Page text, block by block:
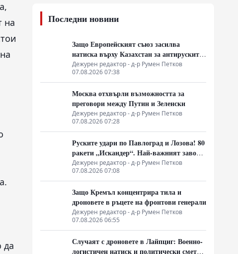
на
да
Последни новини
Защо Европейският съюз засилва
натиска върху Казахстан за антируските
санкции
Дежурен редактор - д-р Румен Петков
07.08.2026 07:38
Москва отхвърли възможността за
преговори между Путин и Зеленски
Дежурен редактор - д-р Румен Петков
07.08.2026 07:28
Руските удари по Павлоград и Лозова! 80
ракети „Искандер“. Най-важният завод
на Украйна е унищожен. Евакуират ли
линейки „западни специалисти“?
Дежурен редактор - д-р Румен Петков
07.08.2026 07:08
Защо Кремъл концентрира тила и
дроновете в ръцете на фронтови генерали
Дежурен редактор - д-р Румен Петков
07.08.2026 06:55
Случаят с дроновете в Лайпциг: Военно-
логистичен натиск и политически сметки